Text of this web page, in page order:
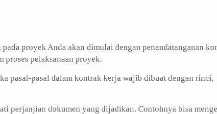
proyek Anda akan dimulai dengan penandatanganan
proses pelaksanaan proyek.
pasal-pasal dalam kontrak kerja wajib dibuat dengan rinci,
perjanjian dokumen yang dijadikan. Contohnya bisa